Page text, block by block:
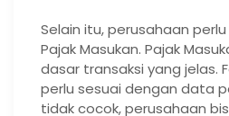
Selain itu, perusahaan
Pajak Masukan. Pajak
dasar transaksi yang jelas.
perlu sesuai dengan data
tidak cocok, perusahaan